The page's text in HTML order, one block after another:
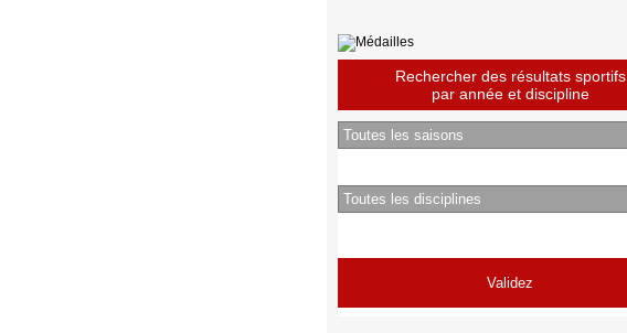
Rechercher des résultats sportifs
par année et discipline